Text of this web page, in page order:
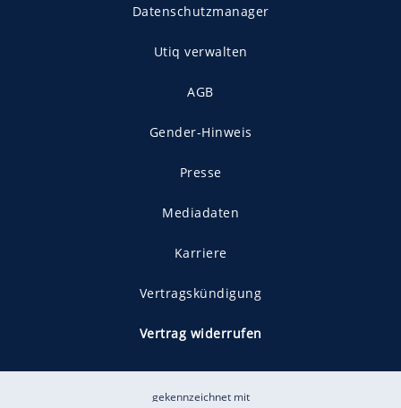
Datenschutzmanager
Utiq verwalten
AGB
Gender-Hinweis
Presse
Mediadaten
Karriere
Vertragskündigung
Vertrag widerrufen
gekennzeichnet mit